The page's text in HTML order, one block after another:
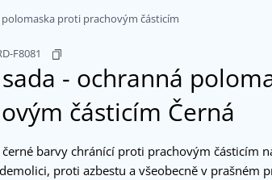
polomaska proti prachovým částicím
F8081
sada - ochranná
částicím Černá
černé barvy chránící proti prachovým částicím
proti azbestu a všeobecně v prašném